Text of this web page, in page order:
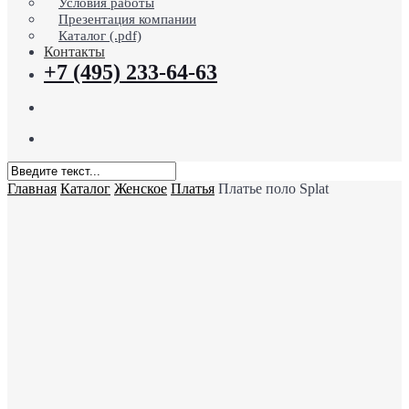
Презентация компании
Каталог (.pdf)
Контакты
+7 (495) 233-64-63
Close
Главная Каталог Женское Платья Платье поло Splat